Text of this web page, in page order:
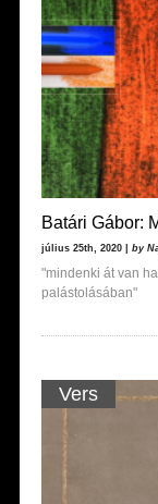
Batári Gábor:
július 25th, 2020 | by
"mindenki át van
palástolásában"
Vers